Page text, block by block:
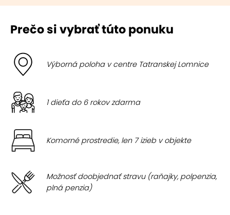
Prečo si vybrať túto ponuku
Výborná poloha v centre Tatranskej Lomnice
1 dieťa do 6 rokov zdarma
Komorné prostredie, len 7 izieb v objekte
Možnosť doobjednať stravu (raňajky, polpenzia,
plná penzia)